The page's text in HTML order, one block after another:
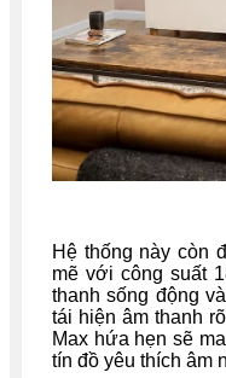
Hệ thống này còn
mẽ với công suất
thanh sống động
tái hiện âm thanh
Max hứa hẹn sẽ
tín đồ yêu thích âm